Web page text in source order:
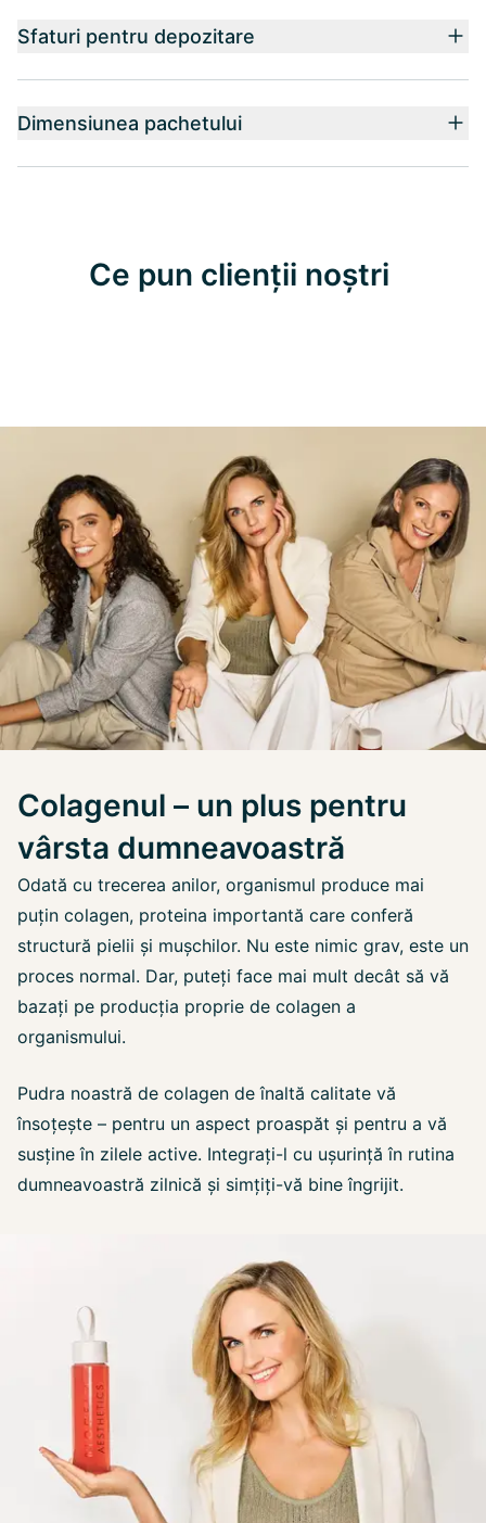
Sfaturi pentru depozitare
Dimensiunea pachetului
Ce pun clienții noștri
Colagenul – un plus pentru
vârsta dumneavoastră
Odată cu trecerea anilor, organismul produce mai
puțin colagen, proteina importantă care conferă
structură pielii și mușchilor. Nu este nimic grav, este un
proces normal. Dar, puteți face mai mult decât să vă
bazați pe producția proprie de colagen a
organismului.
Pudra noastră de colagen de înaltă calitate vă
însoțește – pentru un aspect proaspăt și pentru a vă
susține în zilele active. Integrați-l cu ușurință în rutina
dumneavoastră zilnică și simțiți-vă bine îngrijit.